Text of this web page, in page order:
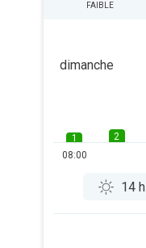
FAIBLE
dimanche
1
08:00
2
14 h